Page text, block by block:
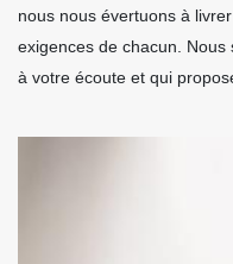
nous nous évertuons à
exigences de chacun.
à votre écoute et qui